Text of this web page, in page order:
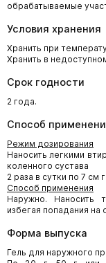
обрабатываемые
Условия хранения
Хранить при
Хранить в
Срок годности
2 года.
Способ
Режим дозирования
Наносить легкими
коленного сустава
2 раза в сутки по 7 см
Способ применения
Наружно. Наносить
избегая попадания
Форма выпуска
Гель для наружного